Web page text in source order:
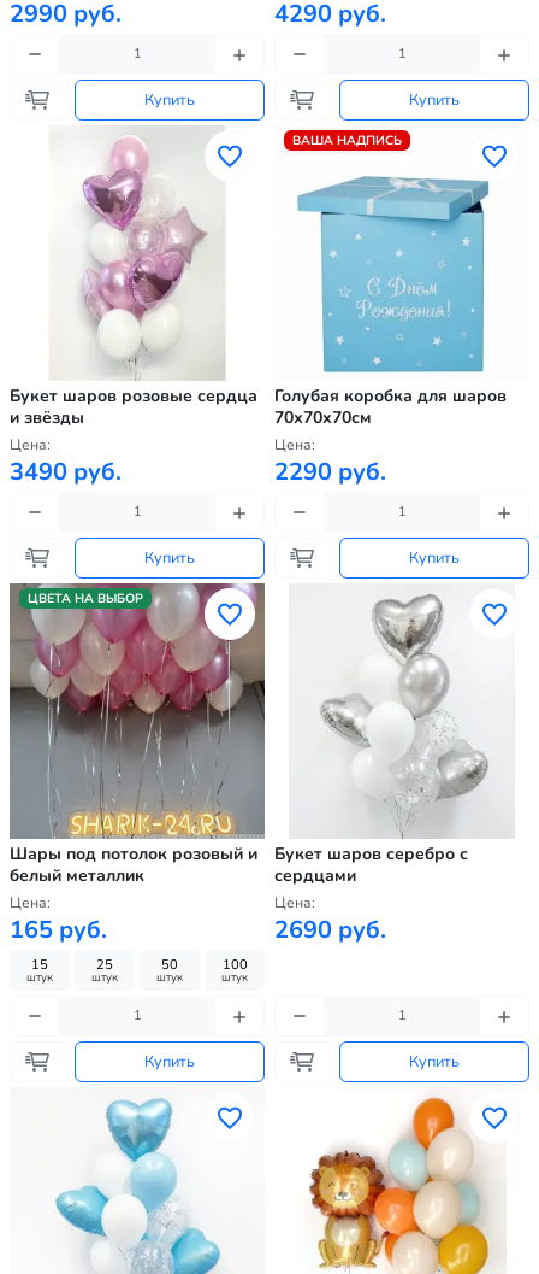
2990 руб.
Купить
4290 руб.
Купить
Букет шаров розовые сердца
и звёзды
Цена:
3490 руб.
Купить
ВАША НАДПИСЬ
Голубая коробка для шаров
70х70х70см
Цена:
2290 руб.
Купить
ЦВЕТА НА ВЫБОР
Шары под потолок розовый и
белый металлик
Цена:
165 руб.
15
штук
25
штук
50
штук
100
штук
Купить
Букет шаров серебро с
сердцами
Цена:
2690 руб.
Купить